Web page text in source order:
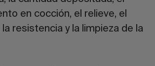
en cocción, el relieve, el
resistencia y la limpieza de la